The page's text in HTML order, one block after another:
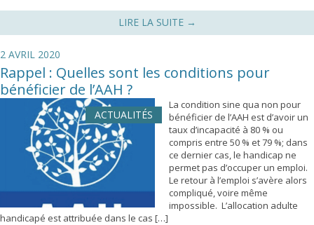
LIRE LA SUITE →
2 AVRIL 2020
Rappel : Quelles sont les conditions pour
bénéficier de l’AAH ?
ACTUALITÉS
La condition sine qua non pour
bénéficier de l’AAH est d’avoir un
taux d’incapacité à 80 % ou
compris entre 50 % et 79 %; dans
ce dernier cas, le handicap ne
permet pas d’occuper un emploi.
Le retour à l’emploi s’avère alors
compliqué, voire même
impossible. L’allocation adulte
handicapé est attribuée dans le cas […]